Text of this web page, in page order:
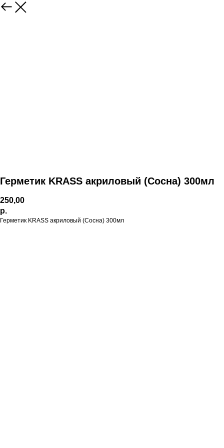
Герметик KRASS акриловый (Сосна) 300мл
250,00
р.
Герметик KRASS акриловый (Сосна) 300мл